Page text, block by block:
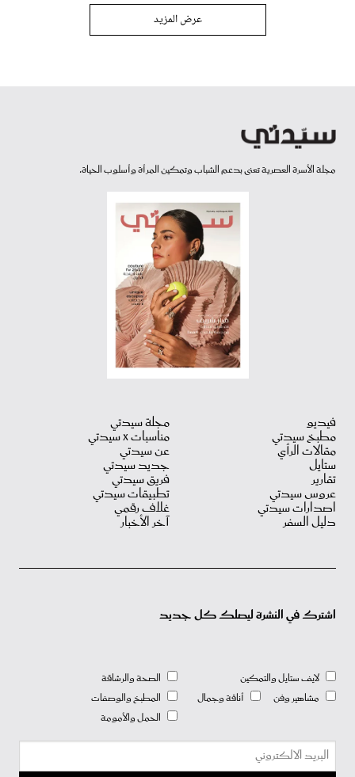
عرض المزيد
مجلة الأسرة العصرية تعنى بدعم الشباب وتمكين المرأة وأسلوب الحياة.
فيديو
مطبخ سيدتي
مقالات الرأي
ستايل
تقارير
عروس سيدتي
اصدارات سيدتي
دليل السفر
مجلة سيدتي
مناسبات X سيدتي
عن سيدتي
جديد سيدتي
فريق سيدتي
تطبيقات سيدتي
غلاف رقمي
آخر الأخبار
اشترك في النشرة ليصلك كل جديد
لايف ستايل والتمكين
مشاهير وفن
أناقة وجمال
الصحة والرشاقة
المطبخ والوصفات
الحمل والأمومة